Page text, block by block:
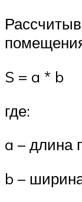
S = a * b
где:
a – длина
b –